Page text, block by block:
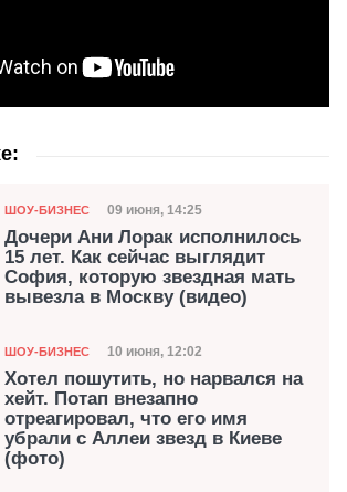
Категория
ШОУ-БИЗНЕС Дата публикации
09 июня, 14:25
Дочери Ани Лорак исполнилось
15 лет. Как сейчас выглядит
София, которую звездная мать
вывезла в Москву (видео)
Категория
ШОУ-БИЗНЕС Дата публикации
10 июня, 12:02
Хотел пошутить, но нарвался на
хейт. Потап внезапно
отреагировал, что его имя
убрали с Аллеи звезд в Киеве
(фото)